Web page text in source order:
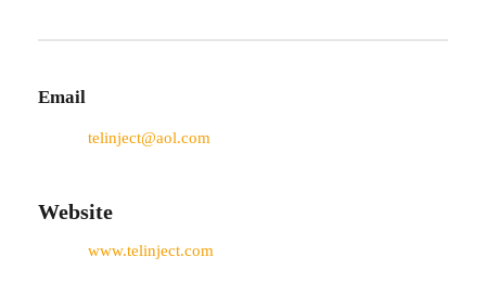
Email
telinject@aol.com
Website
www.telinject.com